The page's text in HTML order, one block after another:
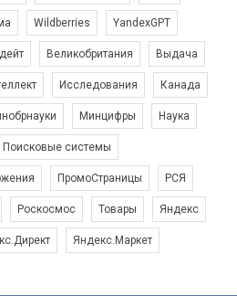
Wildberries YandexGPT
Великобритания Выдача
Исследования Канада
Минцифры Наука
Поисковые системы
ПромоСтраницы РСЯ
Роскосмос Товары Яндекс
Яндекс.Маркет